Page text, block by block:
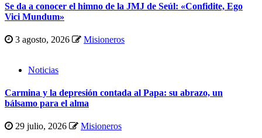
Se da a conocer el himno de la JMJ de Seúl: «Confidite, Ego
Vici Mundum»
3 agosto, 2026 Misioneros
Noticias
Carmina y la depresión contada al Papa: su abrazo, un
bálsamo para el alma
29 julio, 2026 Misioneros